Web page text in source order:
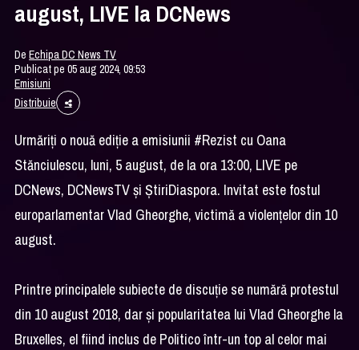
august, LIVE la DCNews
DeEchipa DC News TV
Publicat pe 05 aug 2024, 09:53
Emisiuni
Distribuie
Urmăriți o nouă ediție a emisiunii #Rezist cu Oana
Stănciulescu, luni, 5 august, de la ora 13:00, LIVE pe
DCNews, DCNewsTV și ȘtiriDiaspora. Invitat este fostul
europarlamentar Vlad Gheorghe, victimă a violențelor din 10
august.
Printre principalele subiecte de discuție se numără protestul
din 10 august 2018, dar și popularitatea lui Vlad Gheorghe la
Bruxelles, el fiind inclus de Politico într-un top al celor mai